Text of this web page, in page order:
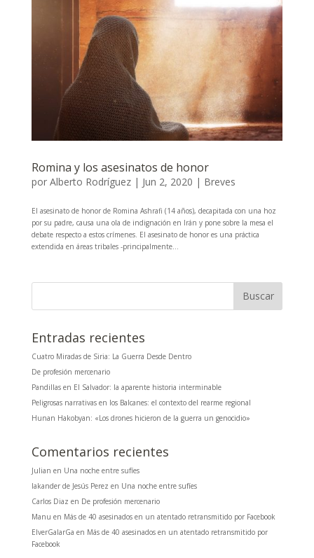
Romina y los asesinatos de honor
por Alberto Rodríguez| Jun 2, 2020 | Breves
El asesinato de honor de Romina Ashrafi (14 años), decapitada con una hoz
por su padre, causa una ola de indignación en Irán y pone sobre la mesa el
debate respecto a estos crímenes. El asesinato de honor es una práctica
extendida en áreas tribales -principalmente...
Entradas recientes
Cuatro Miradas de Siria: La Guerra Desde Dentro
De profesión mercenario
Pandillas en El Salvador: la aparente historia interminable
Peligrosas narrativas en los Balcanes: el contexto del rearme regional
Hunan Hakobyan: «Los drones hicieron de la guerra un genocidio»
Comentarios recientes
Julian en Una noche entre sufíes
Iakander de Jesús Perez en Una noche entre sufíes
Carlos Diaz en De profesión mercenario
Manu en Más de 40 asesinados en un atentado retransmitido por Facebook
ElverGalarGa en Más de 40 asesinados en un atentado retransmitido por
Facebook